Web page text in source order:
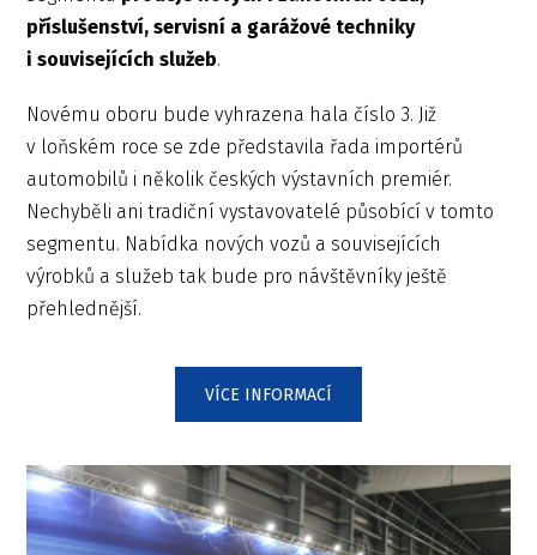
příslušenství, servisní a garážové techniky
i souvisejících služeb.
Novému oboru bude vyhrazena hala číslo 3. Již
v loňském roce se zde představila řada importérů
automobilů i několik českých výstavních premiér.
Nechyběli ani tradiční vystavovatelé působící v tomto
segmentu. Nabídka nových vozů a souvisejících
výrobků a služeb tak bude pro návštěvníky ještě
přehlednější.
VÍCE INFORMACÍ